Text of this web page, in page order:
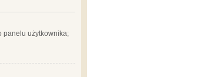
panelu użytkownika;